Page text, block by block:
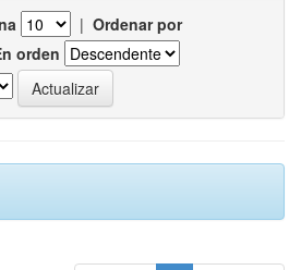
| Ordenar por
orden